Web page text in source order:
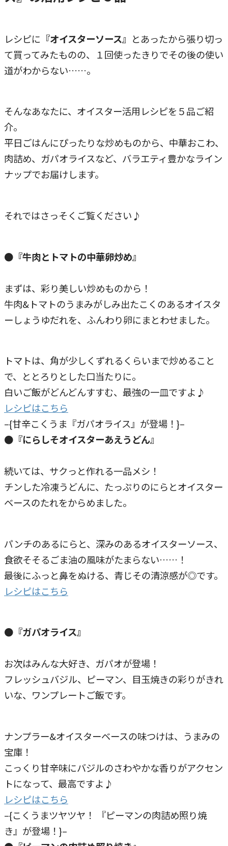
レシピに 『オイスターソース』 とあったから張り切っ
て買ってみたものの、１回使ったきりでその後の使い
道がわからない……。
そんなあなたに、オイスター活用レシピを５品ご紹
介。
平日ごはんにぴったりな炒めものから、中華おこわ、
肉詰め、ガパオライスなど、バラエティ豊かなライン
ナップでお届けします。
それではさっそくご覧ください♪
●『牛肉とトマトの中華卵炒め』
まずは、彩り美しい炒めものから！
牛肉&トマトのうまみがしみ出たこくのあるオイスタ
ーしょうゆだれを、ふんわり卵にまとわせました。
トマトは、角が少しくずれるくらいまで炒めること
で、ととろりとした口当たりに。
白いご飯がどんどんすすむ、最強の一皿ですよ♪
レシピはこちら
–{甘辛こくうま『ガパオライス』が登場！}–
●『にらしそオイスターあえうどん』
続いては、サクっと作れる一品メシ！
チンした冷凍うどんに、たっぷりのにらとオイスター
ベースのたれをからめました。
パンチのあるにらと、深みのあるオイスターソース、
食欲そそるごま油の風味がたまらない……！
最後にふっと鼻をぬける、青じその清涼感が◎です。
レシピはこちら
●『ガパオライス』
お次はみんな大好き、ガパオが登場！
フレッシュバジル、ピーマン、目玉焼きの彩りがきれ
いな、ワンプレートご飯です。
ナンプラー&オイスターベースの味つけは、うまみの
宝庫！
こっくり甘辛味にバジルのさわやかな香りがアクセン
トになって、最高ですよ♪
レシピはこちら
–{こくうまツヤツヤ！ 『ピーマンの肉詰め照り焼
き』が登場！}–